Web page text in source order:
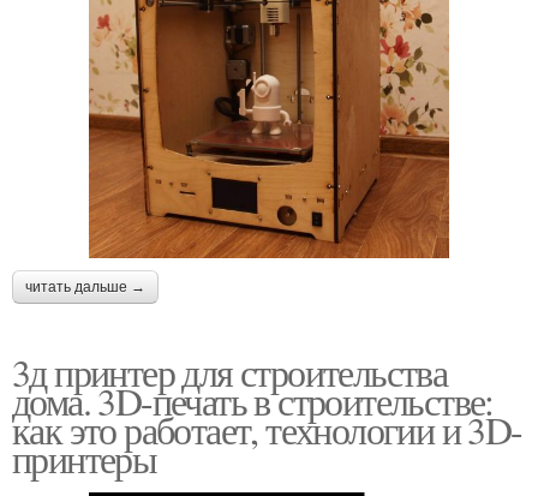
читать дальше →
3д принтер для строительства
дома. 3D-печать в строительстве:
как это работает, технологии и 3D-
принтеры